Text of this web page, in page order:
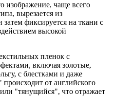
изображение, чаще всего
вырезается из
фиксируется на ткани с
высокой
пленок с
включая золотые,
с блестками и даже
от английского
"тянущийся", что отражает